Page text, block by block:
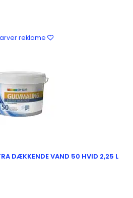
reklame
DÆKKENDE VAND 50 HVID 2,25 L